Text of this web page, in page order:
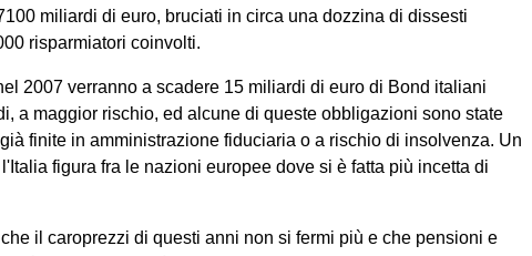
miliardi di euro, bruciati in circa una dozzina di dissesti
risparmiatori coinvolti.
2007 verranno a scadere 15 miliardi di euro di Bond italiani
a maggior rischio, ed alcune di queste obbligazioni sono state
finite in amministrazione fiduciaria o a rischio di insolvenza. Un
figura fra le nazioni europee dove si è fatta più incetta di
il caroprezzi di questi anni non si fermi più e che pensioni e